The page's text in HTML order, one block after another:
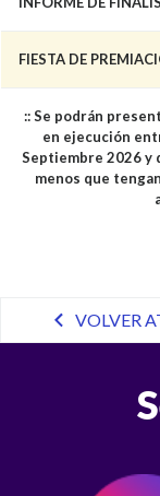
FIESTA DE
:: Se podrán
en ejecución
Septiembre 2026 y
menos que
VOLVER